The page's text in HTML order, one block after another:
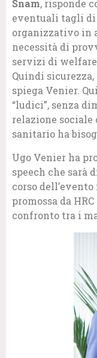
Snam, risponde
eventuali tagli di
organizzativo in
necessità di
servizi di
Quindi
spiega Venier.
“ludici”, senza
relazione
sanitario ha
Ugo Venier ha
speech che sarà
corso
promossa da
confronto tra i